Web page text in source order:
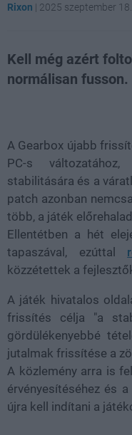
Rixon | 2025 szeptember
Kell még azért
normálisan fusson.
A Gearbox újabb
PC-s
stabilitására és a
patch azonban
több, a játék
Ellentétben a hét
tapaszával, ezúttal
közzétettek a
A játék hivatalos
frissítés célja "a
gördülékenyebbé
jutalmak frissítése a
A közlemény arra is
érvényesítéséhez és
újra kell indítani a